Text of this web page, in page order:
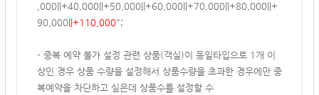
,000||+40,000||+50,000||+60,000||+70,000||+80,000||+
90,000 ||+110,000";
- 중복 예약 불가 설정 관련 상품(객실)이 동일타입으로 1개 이
상인 경우 상품 수량을 설정해서 상품수량을 초과한 경우에만 중
복예약을 차단하고 싶은데 상품수를 설정할 수